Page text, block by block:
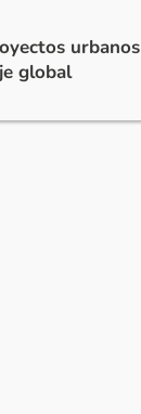
urbanos
global